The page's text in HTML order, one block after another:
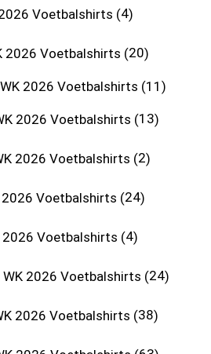
Voetbalshirts 4
2026 Voetbalshirts 20
2026 Voetbalshirts 11
2026 Voetbalshirts 13
2026 Voetbalshirts 2
2026 Voetbalshirts 24
2026 Voetbalshirts 4
2026 Voetbalshirts 24
2026 Voetbalshirts 38